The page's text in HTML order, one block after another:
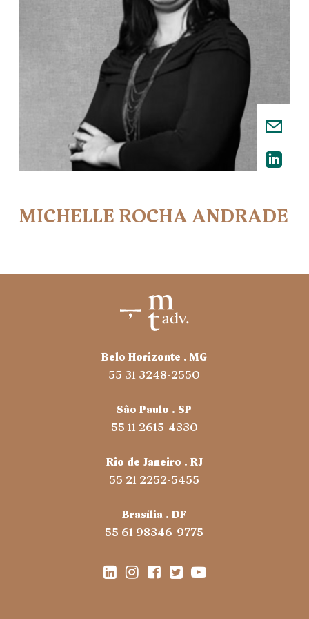
MICHELLE ROCHA ANDRADE
Belo Horizonte . MG
55 31 3248-2550
São Paulo . SP
55 11 2615-4330
Rio de Janeiro . RJ
55 21 2252-5455
Brasília . DF
55 61 98346-9775